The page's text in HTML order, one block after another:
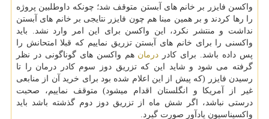
واکسن فایزر بر خانم های آبستن متوقف شد؛ چونکه داوطلبین پروژه
را رها کردند و بر همین مبنا هم چون فایزر نتایجی بر خانم های آبستن
نداشت و منتشر نکرد، این واکسن برای این امر وارد نشد. باید
واکسنی را برای خانم های آبستن تزریق نماییم که قبلا امتحانش را
پس داده باشد. برای کادر درمان هم واکسن های گوناگونی در نظر
گرفته می شود و شاید این که تزریق دوز سوم کادر درمان را تا
رسیدن فایزر (که پیش از این اعلام شده بود برای خرید آن از منابعی
غیر از آمریکا و انگلستان اقدام میشود) متوقف نماییم، صحبت
درستی نباشد، اگر شش ماه از تزریق دوز دوم گذشته باشد باید
واکسیناسیون یادآور صورت گیرد.